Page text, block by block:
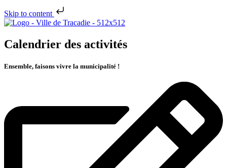
Skip to content
Calendrier des activités
Ensemble, faisons vivre la municipalité !